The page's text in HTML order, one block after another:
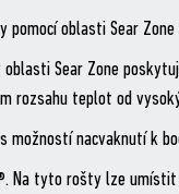
oblasti Sear Zone
Sear Zone
rozsahu teplot od
možností nacvaknutí k
Na tyto rošty lze